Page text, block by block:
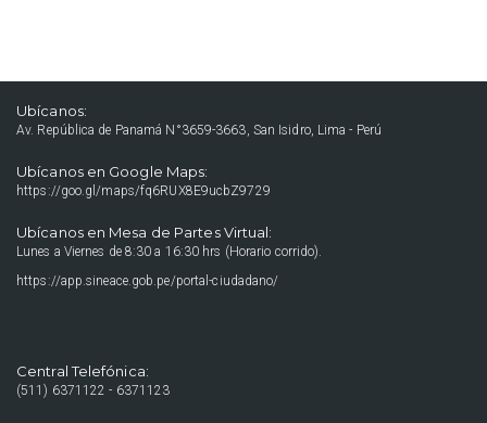
Ubícanos:
Av. República de Panamá N°3659-3663, San Isidro, Lima - Perú
Ubícanos en Google Maps:
https://goo.gl/maps/fq6RUX8E9ucbZ9729
Ubícanos en Mesa de Partes Virtual:
Lunes a Viernes de 8:30 a 16:30 hrs (Horario corrido).
https://app.sineace.gob.pe/portal-ciudadano/
Central Telefónica:
(511) 6371122 - 6371123